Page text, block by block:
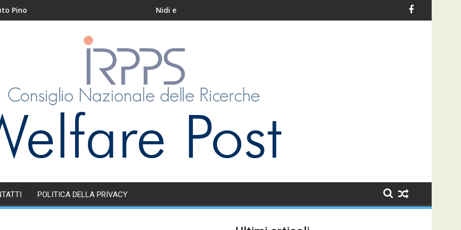
Nidi e servizi educativi per l’infanzia in Italia: un’opportunità di sviluppo per i bambini e
Le sfide dell’antiziganismo
POLITICA DELLA PRIVACY